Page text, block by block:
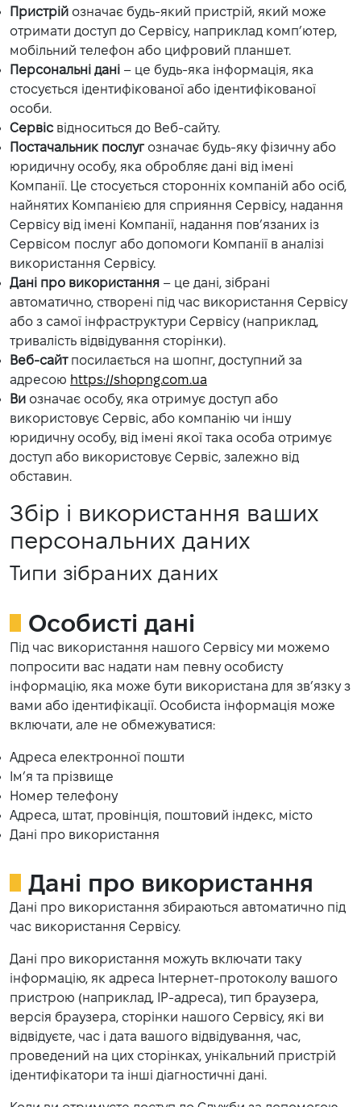
Пристрій означає будь-який пристрій, який може
отримати доступ до Сервісу, наприклад комп’ютер,
мобільний телефон або цифровий планшет.
Персональні дані – це будь-яка інформація, яка
стосується ідентифікованої або ідентифікованої
особи.
Сервісвідноситься до Веб-сайту.
Постачальник послугозначає будь-яку фізичну або
юридичну особу, яка обробляє дані від імені
Компанії. Це стосується сторонніх компаній або осіб,
найнятих Компанією для сприяння Сервісу, надання
Сервісу від імені Компанії, надання пов’язаних із
Сервісом послуг або допомоги Компанії в аналізі
використання Сервісу.
Дані про використання – це дані, зібрані
автоматично, створені під час використання Сервісу
або з самої інфраструктури Сервісу (наприклад,
тривалість відвідування сторінки).
Веб-сайтпосилається на шопнг, доступний за
адресою https://shopng.com.ua
Ви означає особу, яка отримує доступ або
використовує Сервіс, або компанію чи іншу
юридичну особу, від імені якої така особа отримує
доступ або використовує Сервіс, залежно від
обставин.
Збір і використання ваших
персональних даних
Типи зібраних даних
Особисті дані
Під час використання нашого Сервісу ми можемо
попросити вас надати нам певну особисту
інформацію, яка може бути використана для зв’язку з
вами або ідентифікації. Особиста інформація може
включати, але не обмежуватися:
Адреса електронної пошти
Ім’я та прізвище
Номер телефону
Адреса, штат, провінція, поштовий індекс, місто
Дані про використання
Дані про використання
Дані про використання збираються автоматично під
час використання Сервісу.
Дані про використання можуть включати таку
інформацію, як адреса Інтернет-протоколу вашого
пристрою (наприклад, IP-адреса), тип браузера,
версія браузера, сторінки нашого Сервісу, які ви
відвідуєте, час і дата вашого відвідування, час,
проведений на цих сторінках, унікальний пристрій
ідентифікатори та інші діагностичні дані.